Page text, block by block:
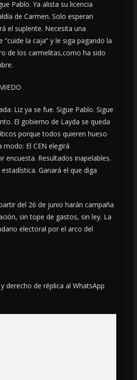
Pablo. Ya alista su licencia
de Carmen. Solo esperan
el suplente. Necesita una
“cuide la caja” y le siga pagando la
de los carmelitas,como ha sido
Liz ya se fue. Sigue Pablo. Sigue
El gobierno de Layda se queda
porque todos quieren hueso
modo: El CEN elegirá
encuesta. Resultados inapelables.
Ganará el que diga
del 26 de junio harán campaña
sin tope de gastos, sin ley. La
electoral por el arco del
derecho de réplica al WhatsApp